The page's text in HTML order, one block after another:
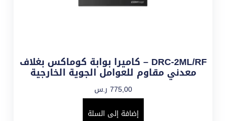
DRC-2ML/RF – كاميرا بوابة كوماكس بغلاف
معدني مقاوم للعوامل الجوية الخارجية
775,00 ر.س
إضافة إلى السلة